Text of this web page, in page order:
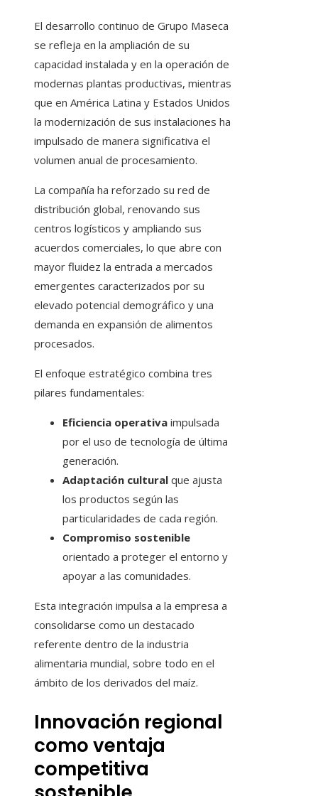
El desarrollo continuo de Grupo Maseca
se refleja en la ampliación de su
capacidad instalada y en la operación de
modernas plantas productivas, mientras
que en América Latina y Estados Unidos
la modernización de sus instalaciones ha
impulsado de manera significativa el
volumen anual de procesamiento.
La compañía ha reforzado su red de
distribución global, renovando sus
centros logísticos y ampliando sus
acuerdos comerciales, lo que abre con
mayor fluidez la entrada a mercados
emergentes caracterizados por su
elevado potencial demográfico y una
demanda en expansión de alimentos
procesados.
El enfoque estratégico combina tres
pilares fundamentales:
Eficiencia operativa impulsada
por el uso de tecnología de última
generación.
Adaptación cultural que ajusta
los productos según las
particularidades de cada región.
Compromiso sostenible
orientado a proteger el entorno y
apoyar a las comunidades.
Esta integración impulsa a la empresa a
consolidarse como un destacado
referente dentro de la industria
alimentaria mundial, sobre todo en el
ámbito de los derivados del maíz.
Innovación regional
como ventaja
competitiva